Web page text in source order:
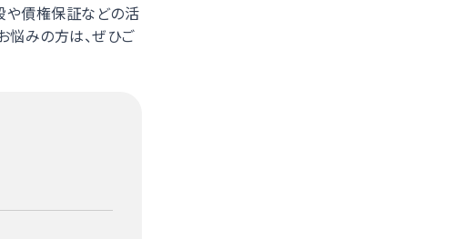
や債権保証などの活
悩みの方は、ぜひご